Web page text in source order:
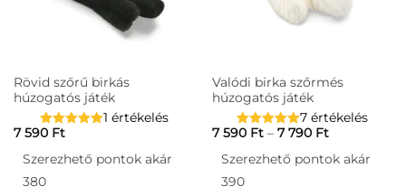
termékoldalon
termékoldalon
Rövid szőrű birkás
húzogatós játék
1 értékelés
7 590 Ft
Szerezhető pontok akár
380
Valódi birka szőrmés
húzogatós játék
7 értékelés
7 590 Ft – 7 790 Ft
590 Ft
-
Szerezhető pontok akár
390